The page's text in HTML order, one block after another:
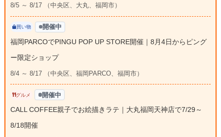
8/5 ～ 8/17 （中央区、大丸、福岡市）
買い物 開催中
福岡PARCOでPINGU POP UP STORE開催｜8月4日からピング
ー限定ショップ
8/4 ～ 8/17 （中央区、福岡PARCO、福岡市）
グルメ 開催中
CALL COFFEE親子でお絵描きラテ｜大丸福岡天神店で7/29～
8/18開催